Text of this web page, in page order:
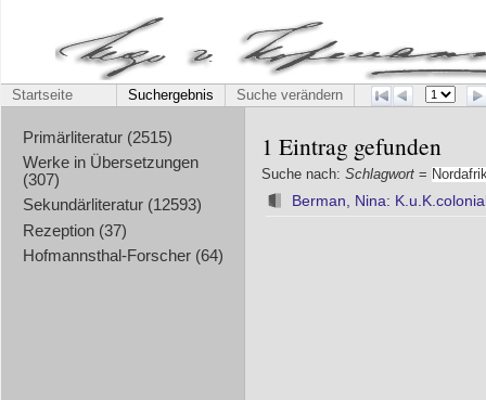
Startseite Suchergebnis Suche verändern
Primärliteratur (2515)
Werke in Übersetzungen
(307)
Sekundärliteratur (12593)
Rezeption (37)
Hofmannsthal-Forscher (64)
1 Eintrag gefunden
Suche nach: Schlagwort =
Berman, Nina: